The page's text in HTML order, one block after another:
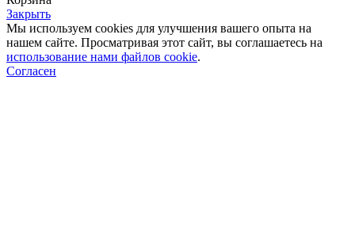
Закрыть
Мы используем cookies для улучшения вашего опыта на
нашем сайте. Просматривая этот сайт, вы соглашаетесь на
использование нами файлов cookie.
Согласен